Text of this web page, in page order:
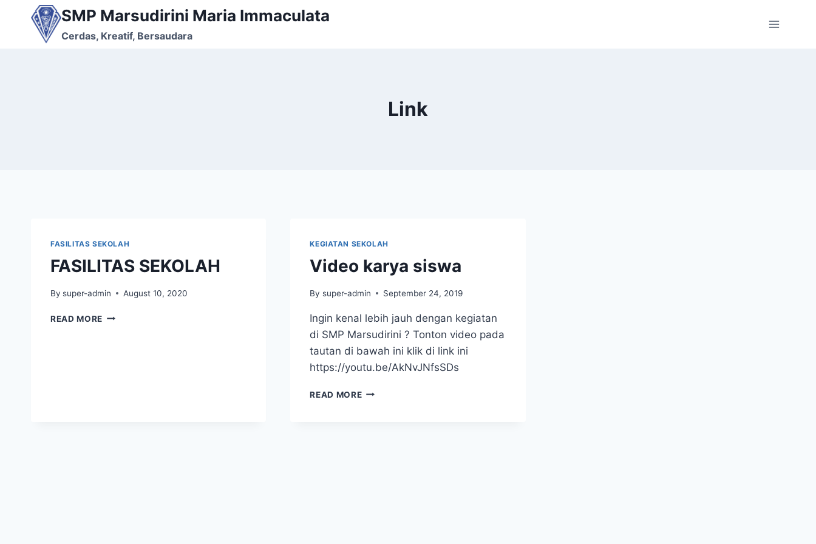
SMP Marsudirini Maria Immaculata
Cerdas, Kreatif, Bersaudara
Link
FASILITAS SEKOLAH
FASILITAS SEKOLAH
By super-admin August 10, 2020
READ MORE FASILITAS
KEGIATAN SEKOLAH
Video karya siswa
By super-admin September 24, 2019
Ingin kenal lebih jauh dengan kegiatan
di SMP Marsudirini ? Tonton video pada
tautan di bawah ini klik di link ini
https://youtu.be/AkNvJNfsSDs
READ MOREVIDEO